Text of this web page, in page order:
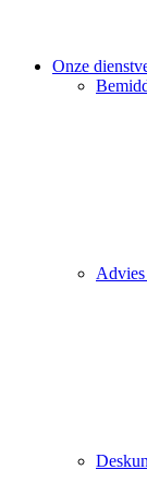
Onze